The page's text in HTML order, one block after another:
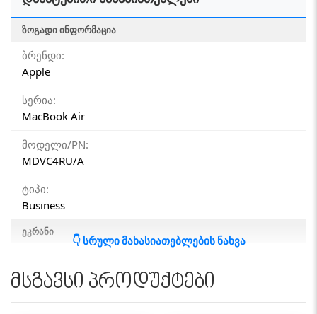
ᲖᲝᲒᲐᲓᲘ ᲘᲜᲤᲝᲠᲛᲐᲪᲘᲐ
ბრენდი:
Apple
სერია:
MacBook Air
მოდელი/PN:
MDVC4RU/A
ტიპი:
Business
ᲔᲙᲠᲐᲜᲘ
15.3"
სენსორული ეკრანი:
👇 სრული მახასიათებლების ნახვა
მსგავსი პროდუქტები